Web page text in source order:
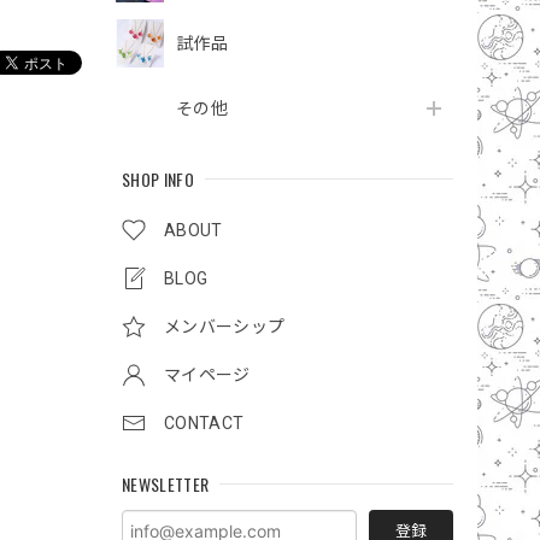
試作品
その他
SHOP INFO
ABOUT
BLOG
メンバーシップ
マイページ
CONTACT
NEWSLETTER
登録